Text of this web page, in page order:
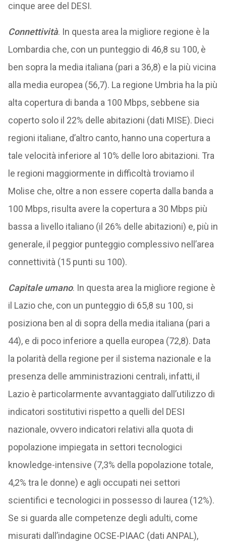
cinque aree del DESI.
Connettività. In questa area la migliore regione è la
Lombardia che, con un punteggio di 46,8 su 100, è
ben sopra la media italiana (pari a 36,8) e la più vicina
alla media europea (56,7). La regione Umbria ha la più
alta copertura di banda a 100 Mbps, sebbene sia
coperto solo il 22% delle abitazioni (dati MISE). Dieci
regioni italiane, d’altro canto, hanno una copertura a
tale velocità inferiore al 10% delle loro abitazioni. Tra
le regioni maggiormente in difficoltà troviamo il
Molise che, oltre a non essere coperta dalla banda a
100 Mbps, risulta avere la copertura a 30 Mbps più
bassa a livello italiano (il 26% delle abitazioni) e, più in
generale, il peggior punteggio complessivo nell’area
connettività (15 punti su 100).
Capitale umano. In questa area la migliore regione è
il Lazio che, con un punteggio di 65,8 su 100, si
posiziona ben al di sopra della media italiana (pari a
44), e di poco inferiore a quella europea (72,8). Data
la polarità della regione per il sistema nazionale e la
presenza delle amministrazioni centrali, infatti, il
Lazio è particolarmente avvantaggiato dall’utilizzo di
indicatori sostitutivi rispetto a quelli del DESI
nazionale, ovvero indicatori relativi alla quota di
popolazione impiegata in settori tecnologici
knowledge-intensive (7,3% della popolazione totale,
4,2% tra le donne) e agli occupati nei settori
scientifici e tecnologici in possesso di laurea (12%).
Se si guarda alle competenze degli adulti, come
misurati dall’indagine OCSE-PIAAC (dati ANPAL),